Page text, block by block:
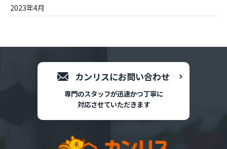
2023年4月
カンリスにお問い合わせ
専門のスタッフが迅速かつ丁寧に
対応させていただきます